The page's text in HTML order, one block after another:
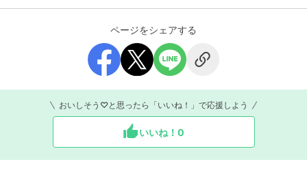
ページをシェアする
おいしそう♡と思ったら「いいね！」で応援しよう
いいね！ 0